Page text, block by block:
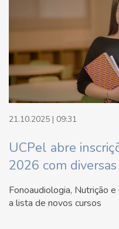
21.10.2025 | 09:31
UCPel abre
2026 com
Fonoaudiologia, Nutrição
a lista de novos cursos